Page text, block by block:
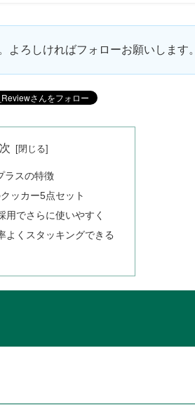
ろしければフォローお願いします。
ラスの特徴
ッカー5点セット
用でさらに使いやすく
よくスタッキングできる